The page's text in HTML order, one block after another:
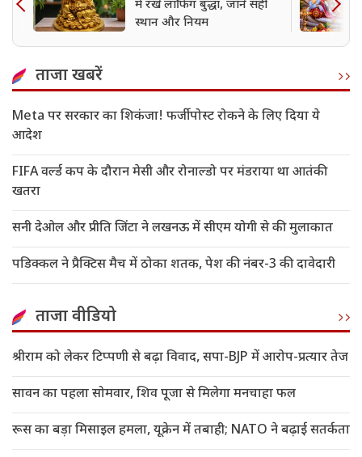
में रखें लाफिंग बुद्धा, जानें सही
स्थान और नियम
ताजा खबरें
Meta पर सरकार का शिकंजा! फर्जी पोस्ट रोकने के लिए दिया ये
आदेश
FIFA वर्ल्ड कप के दौरान मेसी और रोनाल्डो पर मंडराया था आतंकी
खतरा
सनी देओल और प्रीति जिंटा ने लखनऊ में सीएम योगी से की मुलाकात
पडिक्कल ने प्रैक्टिस मैच में ठोका शतक, पेश की नंबर-3 की दावेदारी
ताजा वीडियो
श्रीराम को लेकर टिप्पणी से बढ़ा विवाद, सपा-BJP में आरोप-प्रत्यार तेज
सावन का पहला सोमवार, शिव पूजा से मिलेगा मनचाहा फल
रूस का बड़ा मिसाइल हमला, यूक्रेन में तबाही; NATO ने बढ़ाई सतर्कता